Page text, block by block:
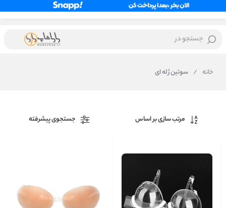
جستجو در
خانه / سوتین ژله ای
مرتب سازی بر اساس جستجوی پیشرفته